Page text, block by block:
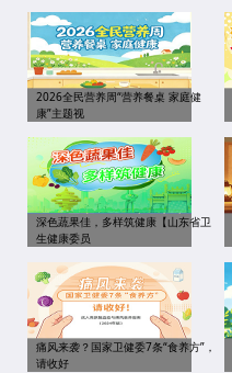
2026全民营养周“营养餐桌 家庭健
康”主题视
深色蔬果佳，多样筑健康【山东省卫
生健康委员
痛风来袭？国家卫健委7条“食养方”，
请收好